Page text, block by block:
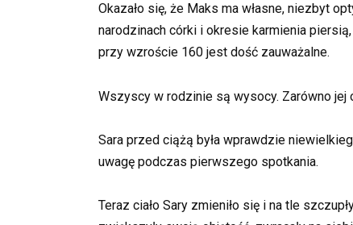
Okazało się, że Maks ma własne, niezbyt
narodzinach córki i okresie karmienia
przy wzroście 160 jest dość zauważalne.
Wszyscy w rodzinie są wysocy. Zarówno jej
Sara przed ciążą była wprawdzie
uwagę podczas pierwszego spotkania.
Teraz ciało Sary zmieniło się i na tle